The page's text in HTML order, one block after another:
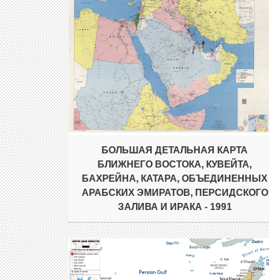
БОЛЬШАЯ ДЕТАЛЬНАЯ КАРТА
БЛИЖНЕГО ВОСТОКА, КУВЕЙТА,
БАХРЕЙНА, КАТАРА, ОБЪЕДИНЕННЫХ
АРАБСКИХ ЭМИРАТОВ, ПЕРСИДСКОГО
ЗАЛИВА И ИРАКА - 1991